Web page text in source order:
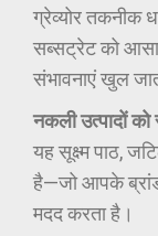
ग्रेव्योर तकनीक
सब्सट्रेट को
संभावनाएं खुल
नकली उत्पादों
यह सूक्ष्म पाठ,
है—जो आपके ब्रांड
मदद करता है।